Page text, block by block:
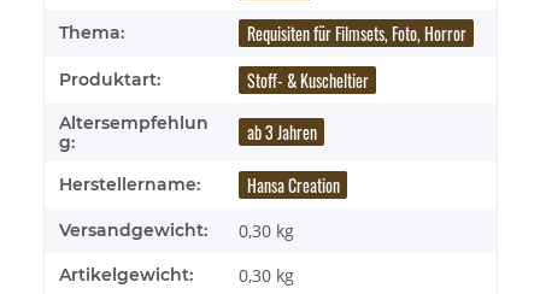
Thema: Requisiten für Filmsets, Foto, Horror
Produktart: Stoff- & Kuscheltier
Altersempfehlun
g:
ab 3 Jahren
Herstellername: Hansa Creation
Versandgewicht: 0,30 kg
Artikelgewicht: 0,30 kg